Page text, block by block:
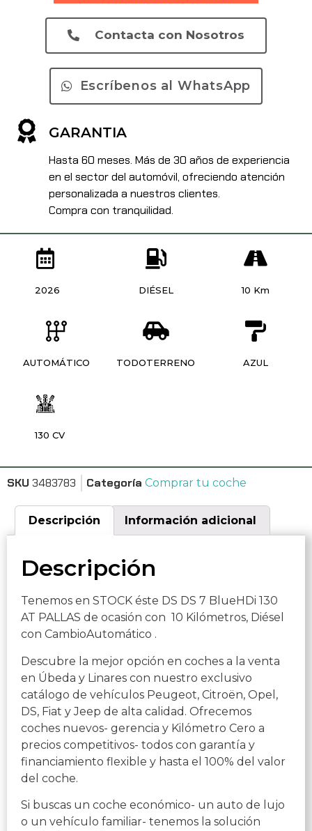
Contacta con Nosotros
Escríbenos al WhatsApp
GARANTIA
Hasta 60 meses. Más de 30 años de experiencia
en el sector del automóvil, ofreciendo atención
personalizada a nuestros clientes.
Compra con tranquilidad.
2026 DIÉSEL 10 Km
AUTOMÁTICO TODOTERRENO AZUL
130 CV
SKU 3483783 Categoría Comprar tu coche
Descripción Información adicional
Descripción
Tenemos en STOCK éste DS DS 7 BlueHDi 130
AT PALLAS de ocasión con 10 Kilómetros, Diésel
con CambioAutomático .
Descubre la mejor opción en coches a la venta
en Úbeda y Linares con nuestro exclusivo
catálogo de vehículos Peugeot, Citroën, Opel,
DS, Fiat y Jeep de alta calidad. Ofrecemos
coches nuevos- gerencia y Kilómetro Cero a
precios competitivos- todos con garantía y
financiamiento flexible y hasta el 100% del valor
del coche.
Si buscas un coche económico- un auto de lujo
o un vehículo familiar- tenemos la solución